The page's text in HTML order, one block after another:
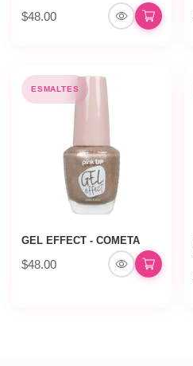
$48.00
ESMALTES
GEL EFFECT - COMETA
$48.00